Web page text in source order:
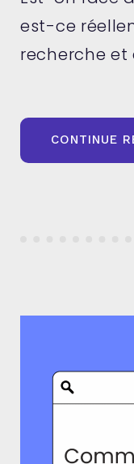
est-ce
recherche
CONTINUE